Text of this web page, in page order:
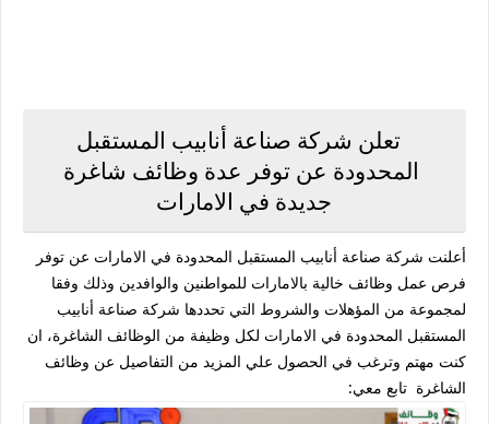
تعلن شركة صناعة أنابيب المستقبل
المحدودة عن توفر عدة وظائف شاغرة
جديدة في الامارات
أعلنت شركة صناعة أنابيب المستقبل المحدودة في الامارات عن توفر
فرص عمل وظائف خالية بالامارات للمواطنين والوافدين وذلك وفقا
لمجموعة من المؤهلات والشروط التي تحددها شركة صناعة أنابيب
المستقبل المحدودة في الامارات لكل وظيفة من الوظائف الشاغرة، ان
كنت مهتم وترغب في الحصول علي المزيد من التفاصيل عن وظائف
الشاغرة تابع معي: